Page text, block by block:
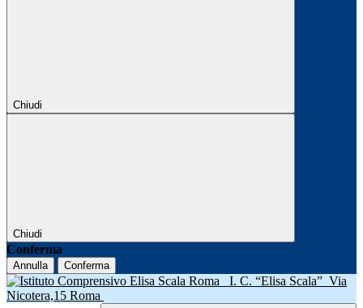
Chiudi
Chiudi
Conferma
Annulla Conferma
I. C. “Elisa Scala” Via
Nicotera,15 Roma